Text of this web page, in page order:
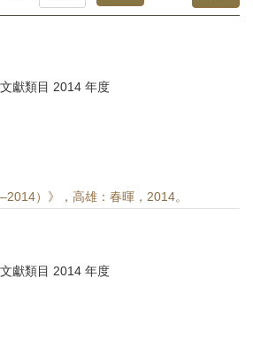
獻類目 2014 年度
）》，高雄：春暉，2014。
獻類目 2014 年度